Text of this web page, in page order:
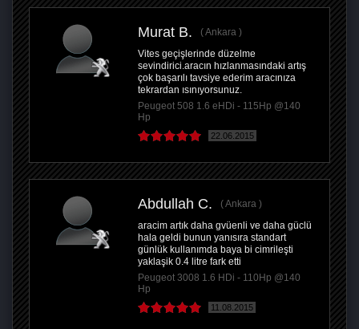
Murat B.
Ankara
Vites geçişlerinde düzelme
sevindirici.aracın hızlanmasındaki artış
çok başarılı tavsiye ederim aracınıza
tekrardan ısınıyorsunuz.
Peugeot 508 1.6 eHDi - 115Hp @140
Hp
22.06.2015
Abdullah C.
Ankara
aracim artık daha gvüenli ve daha güclü
hala geldi bunun yanısıra standart
günlük kullanımda baya bi cimrileşti
yaklaşik 0.4 litre fark etti
Peugeot 3008 1.6 HDi - 110Hp @140
Hp
11.08.2015